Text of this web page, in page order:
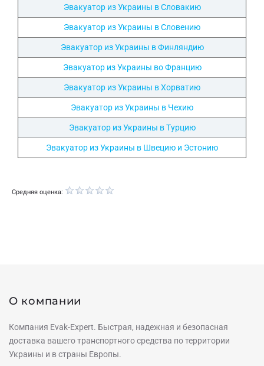
Эвакуатор из Украины в Словакию
Эвакуатор из Украины в Словению
Эвакуатор из Украины в Финляндию
Эвакуатор из Украины во Францию
Эвакуатор из Украины в Хорватию
Эвакуатор из Украины в Чехию
Эвакуатор из Украины в Турцию
Эвакуатор из Украины в Швецию и Эстонию
Средняя оценка:
О компании
Компания Evak-Expert. Быстрая, надежная и безопасная
доставка вашего транспортного средства по территории
Украины и в страны Европы.